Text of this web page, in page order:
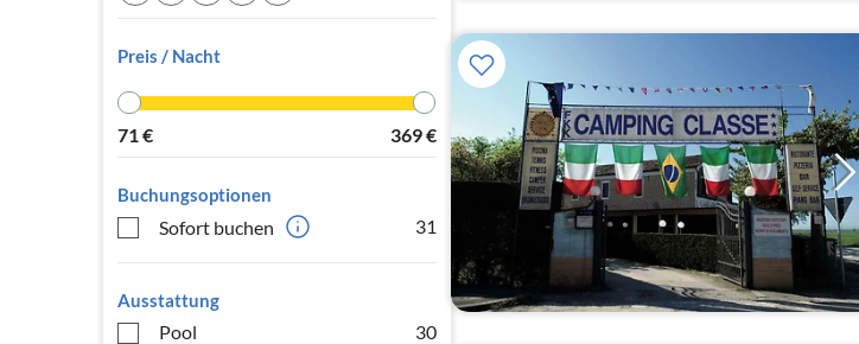
Preis / Nacht
71€ 369€
Buchungsoptionen
Sofort buchen 31
Ausstattung
Pool
30